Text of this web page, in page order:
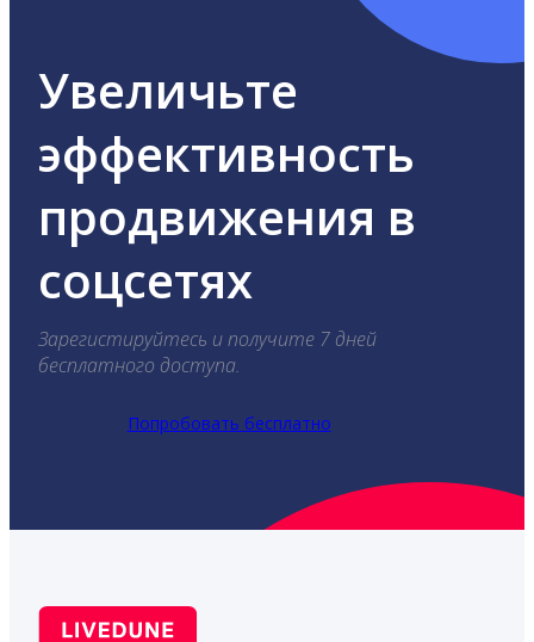
Увеличьте
эффективность
продвижения в
соцсетях
Зарегистируйтесь и получите 7 дней
бесплатного доступа.
Попробовать бесплатно